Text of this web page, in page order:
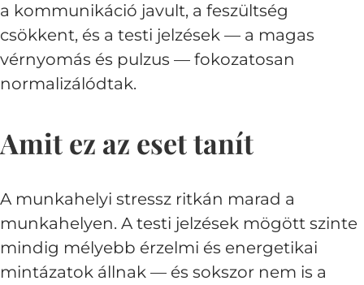
a kommunikáció javult, a feszültség
csökkent, és a testi jelzések — a magas
vérnyomás és pulzus — fokozatosan
normalizálódtak.
Amit ez az eset tanít
A munkahelyi stressz ritkán marad a
munkahelyen. A testi jelzések mögött szinte
mindig mélyebb érzelmi és energetikai
mintázatok állnak — és sokszor nem is a